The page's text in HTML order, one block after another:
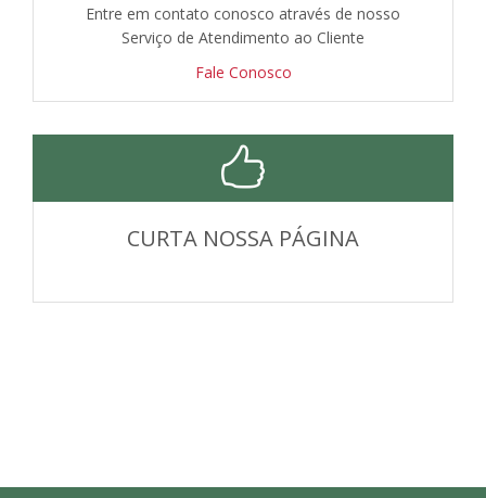
Entre em contato conosco através de nosso
Serviço de Atendimento ao Cliente
Fale Conosco
CURTA NOSSA PÁGINA